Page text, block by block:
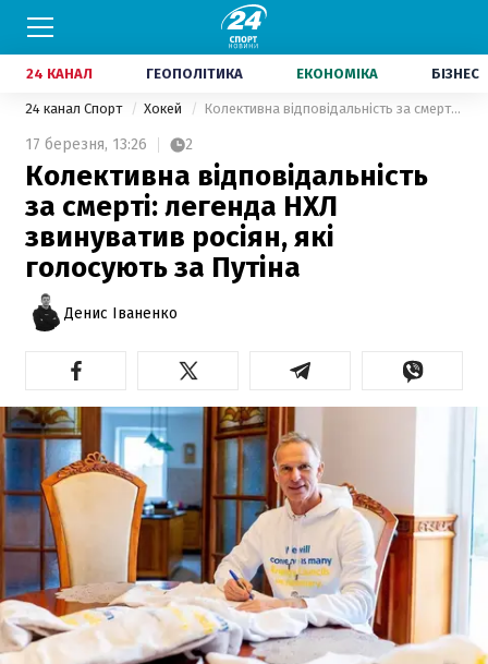
24 КАНАЛ ГЕОПОЛІТИКА ЕКОНОМІКА БІЗНЕС
24 канал Спорт Хокей Колективна відповідальність за смерті: легенда НХЛ звинуватив росіян, які голосують за Путіна
17 березня, 13:26 2
Колективна відповідальність
за смерті: легенда НХЛ
звинуватив росіян, які
голосують за Путіна
Денис Іваненко